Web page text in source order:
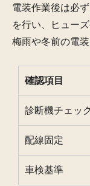
電装作業後は必
を行い、ヒュー
梅雨や冬前の電
確認項目
診断機チェック
配線固定
車検基準